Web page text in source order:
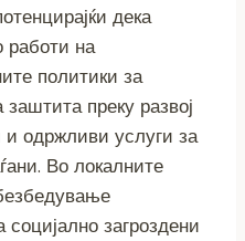
дека
работи на
политики за
преку развој
и одржливи услуги за
Во локалните
загроздени